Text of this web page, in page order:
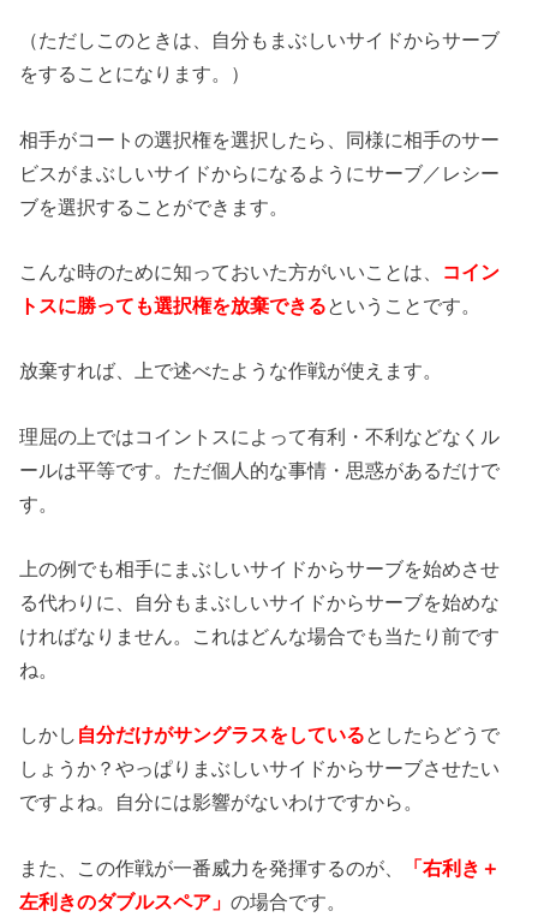
（ただしこのときは、自分もまぶしいサイドからサーブ
をすることになります。）
相手がコートの選択権を選択したら、同様に相手のサー
ビスがまぶしいサイドからになるようにサーブ／レシー
ブを選択することができます。
こんな時のために知っておいた方がいいことは、 コイン
トスに勝っても選択権を放棄できるということです。
放棄すれば、上で述べたような作戦が使えます。
理屈の上ではコイントスによって有利・不利などなくル
ールは平等です。ただ個人的な事情・思惑があるだけで
す。
上の例でも相手にまぶしいサイドからサーブを始めさせ
る代わりに、自分もまぶしいサイドからサーブを始めな
ければなりません。これはどんな場合でも当たり前です
ね。
しかし 自分だけがサングラスをしているとしたらどうで
しょうか？やっぱりまぶしいサイドからサーブさせたい
ですよね。自分には影響がないわけですから。
また、この作戦が一番威力を発揮するのが、
「右利き＋
左利きのダブルスペア」の場合です。